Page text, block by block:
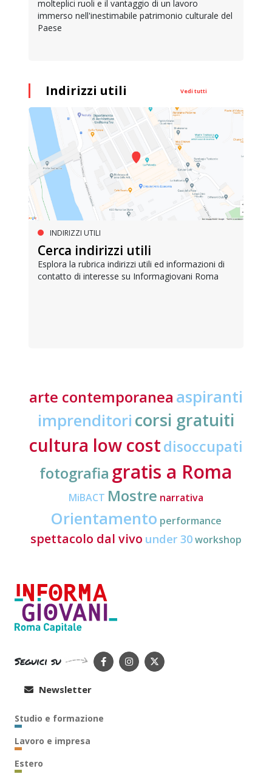
molteplici ruoli e il vantaggio di un lavoro
immerso nell'inestimabile patrimonio culturale del
Paese
Indirizzi utili Vedi tutti
INDIRIZZI UTILI
Cerca indirizzi utili
Esplora la rubrica indirizzi utili ed informazioni di
contatto di interesse su Informagiovani Roma
arte contemporanea aspiranti
imprenditori corsi gratuiti
cultura low costdisoccupati
fotografia gratis a Roma
MiBACT Mostre narrativa
Orientamento performance
spettacolo dal vivo under 30workshop
Seguici su
Newsletter
Studio e formazione
Lavoro e impresa
Estero